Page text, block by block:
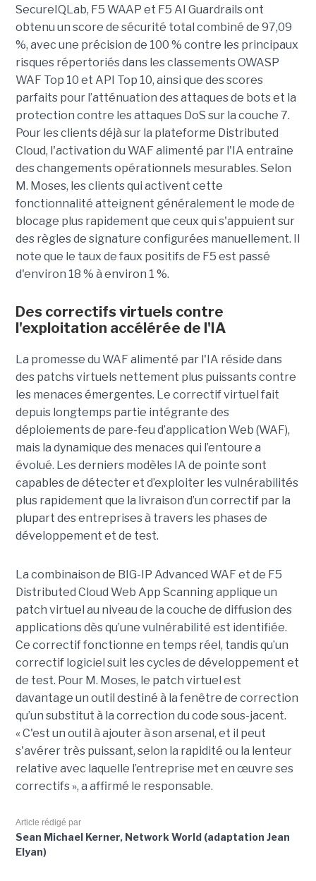
SecureIQLab, F5 WAAP et F5 AI Guardrails ont
obtenu un score de sécurité total combiné de 97,09
%, avec une précision de 100 % contre les principaux
risques répertoriés dans les classements OWASP
WAF Top 10 et API Top 10, ainsi que des scores
parfaits pour l’atténuation des attaques de bots et la
protection contre les attaques DoS sur la couche 7.
Pour les clients déjà sur la plateforme Distributed
Cloud, l'activation du WAF alimenté par l'IA entraîne
des changements opérationnels mesurables. Selon
M. Moses, les clients qui activent cette
fonctionnalité atteignent généralement le mode de
blocage plus rapidement que ceux qui s'appuient sur
des règles de signature configurées manuellement. Il
note que le taux de faux positifs de F5 est passé
d'environ 18 % à environ 1 %.
Des correctifs virtuels contre
l'exploitation accélérée de l'IA
La promesse du WAF alimenté par l'IA réside dans
des patchs virtuels nettement plus puissants contre
les menaces émergentes. Le correctif virtuel fait
depuis longtemps partie intégrante des
déploiements de pare-feu d’application Web (WAF),
mais la dynamique des menaces qui l’entoure a
évolué. Les derniers modèles IA de pointe sont
capables de détecter et d’exploiter les vulnérabilités
plus rapidement que la livraison d’un correctif par la
plupart des entreprises à travers les phases de
développement et de test.
La combinaison de BIG-IP Advanced WAF et de F5
Distributed Cloud Web App Scanning applique un
patch virtuel au niveau de la couche de diffusion des
applications dès qu’une vulnérabilité est identifiée.
Ce correctif fonctionne en temps réel, tandis qu’un
correctif logiciel suit les cycles de développement et
de test. Pour M. Moses, le patch virtuel est
davantage un outil destiné à la fenêtre de correction
qu’un substitut à la correction du code sous-jacent.
« C'est un outil à ajouter à son arsenal, et il peut
s'avérer très puissant, selon la rapidité ou la lenteur
relative avec laquelle l’entreprise met en œuvre ses
correctifs », a affirmé le responsable.
Article rédigé par
Sean Michael Kerner, Network World (adaptation Jean
Elyan)